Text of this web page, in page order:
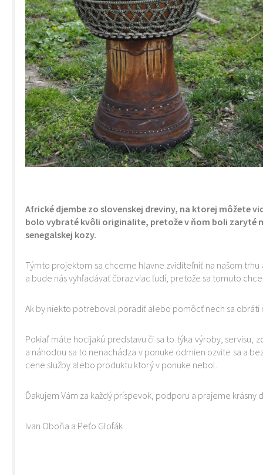
Africké djembe zo slovenskej dreviny, na ktorej môžete
bolo vybraté kvôli originalite, pretože v ňom boli zaryté
senegalskej kozy.
Týmto projektom sa chceme hlavne zviditeľniť na našom trhu
a bude nás vyhľadávať čoraz viac ľudí, pretože sa tomuto
Ak by niekto potreboval poradiť alebo pomôcť nech sa obráti
Pokiaľ máte hocijakú predstavu či sa to týka výroby, servisu,
a náhodou sa to nenachádza v ponuke odmien ozvite sa a
cene služby alebo produktu ktorý v ponuke nebol.
Ďakujem Vám za každý príspevok, podporu a prajeme krásny
Ivan Oboňa a Peťo Glofák